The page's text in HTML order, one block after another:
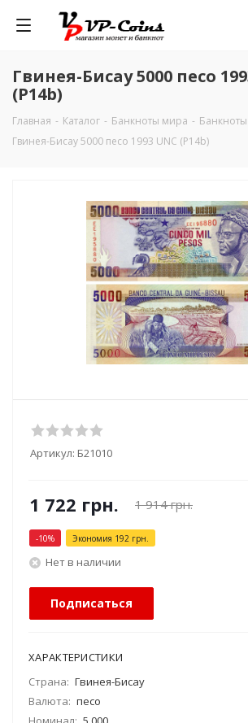
Гвинея-Бисау 5000 песо
(P14b)
Главная - Каталог - Банкноты мира -
Гвинея-Бисау 5000 песо 1993 UNC (P14b)
Артикул: Б21010
1 722 грн. 1 914грн.
-10% Экономия 192 грн.
Нет в наличии
Подписаться
ХАРАКТЕРИСТИКИ
Страна: Гвинея-Бисау
Валюта: песо